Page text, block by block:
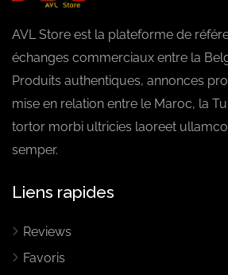
AVL Store est la plateforme de
échanges commerciaux entre la
Produits authentiques, annonces
mise en relation entre le Maroc, la
tortor morbi ultricies laoreet
semper.
Liens rapides
Reviews
Favoris